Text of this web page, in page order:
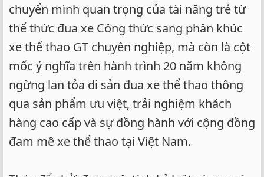
chuyển mình quan trọng của tài năng trẻ từ
thể thức đua xe Công thức sang phân khúc
xe thể thao GT chuyên nghiệp, mà còn là cột
mốc ý nghĩa trên hành trình 20 năm không
ngừng lan tỏa di sản đua xe thể thao thông
qua sản phẩm ưu việt, trải nghiệm khách
hàng cao cấp và sự đồng hành với cộng đồng
đam mê xe thể thao tại Việt Nam.